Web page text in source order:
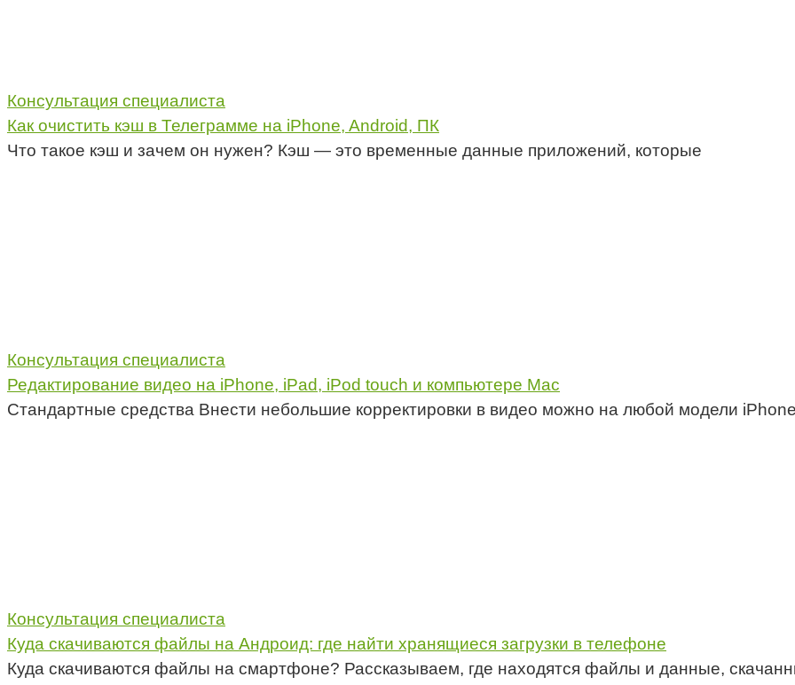
Консультация специалиста
Как очистить кэш в Телеграмме на iPhone, Android, ПК
Что такое кэш и зачем он нужен? Кэш — это временные данные приложений, которые
Консультация специалиста
Редактирование видео на iPhone, iPad, iPod touch и компьютере Mac
Стандартные средства Внести небольшие корректировки в видео можно на любой модели
Консультация специалиста
Куда скачиваются файлы на Андроид: где найти хранящиеся загрузки в телефоне
Куда скачиваются файлы на смартфоне? Рассказываем, где находятся файлы и данные,